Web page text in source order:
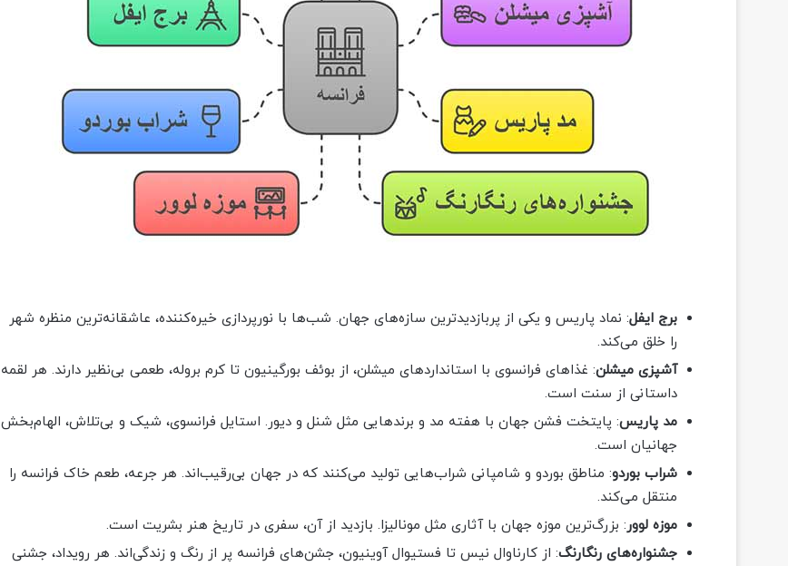
برج ایفل: نماد پاریس و یکی از پربازدیدترین سازه‌های جهان. شب‌ها با نورپردازی خیره‌کننده، عاشقانه‌ترین منظره شهر
را خلق می‌کند.
آشپزی میشلن: غذاهای فرانسوی با استانداردهای میشلن، از بوئف بورگینیون تا کرم بروله، طعمی بی‌نظیر دارند. هر لقمه
داستانی از سنت است.
مد پاریس: پایتخت فشن جهان با هفته مد و برندهایی مثل شنل و دیور. استایل فرانسوی، شیک و بی‌تلاش، الهام‌بخش
جهانیان است.
شراب بوردو: مناطق بوردو و شامپانی شراب‌هایی تولید می‌کنند که در جهان بی‌رقیب‌اند. هر جرعه، طعم خاک فرانسه را
منتقل می‌کند.
موزه لوور: بزرگ‌ترین موزه جهان با آثاری مثل مونالیزا. بازدید از آن، سفری در تاریخ هنر بشریت است.
جشنواره‌های رنگارنگ: از کارناوال نیس تا فستیوال آوینیون، جشن‌های فرانسه پر از رنگ و زندگی‌اند. هر رویداد، جشنی